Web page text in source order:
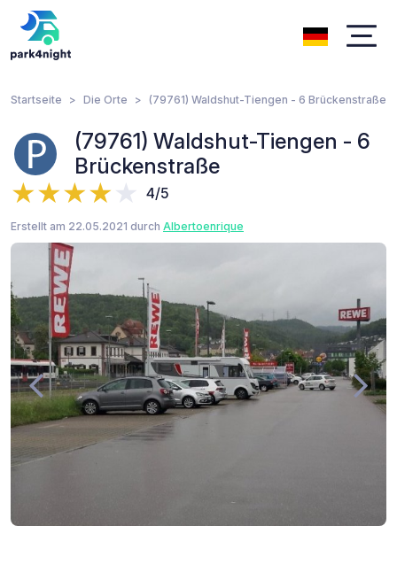
Startseite Die Orte (79761) Waldshut-Tiengen - 6 Brückenstraße
(79761) Waldshut-Tiengen - 6
Brückenstraße
4/5
Erstellt am 22.05.2021 durch Albertoenrique